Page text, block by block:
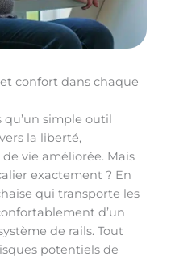
confort dans chaque
simple outil
la liberté,
vie améliorée. Mais
exactement ? En
qui transporte les
d’un
de rails. Tout
potentiels de